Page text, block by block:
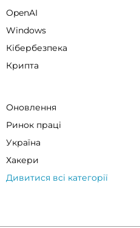
OpenAI
Windows
Кібербезпека
Крипта
Оновлення
Ринок праці
Україна
Хакери
Дивитися всі категорії